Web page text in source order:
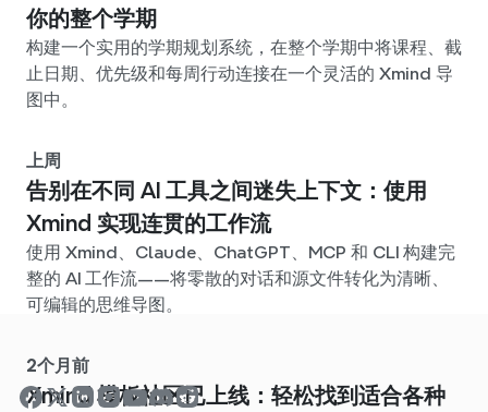
你的整个学期
构建一个实用的学期规划系统，在整个学期中将课程、截
止日期、优先级和每周行动连接在一个灵活的 Xmind 导
图中。
上周
告别在不同 AI 工具之间迷失上下文：使用
Xmind 实现连贯的工作流
使用 Xmind、Claude、ChatGPT、MCP 和 CLI 构建完
整的 AI 工作流——将零散的对话和源文件转化为清晰、
可编辑的思维导图。
2个月前
Xmind 模板社区已上线：轻松找到适合各种